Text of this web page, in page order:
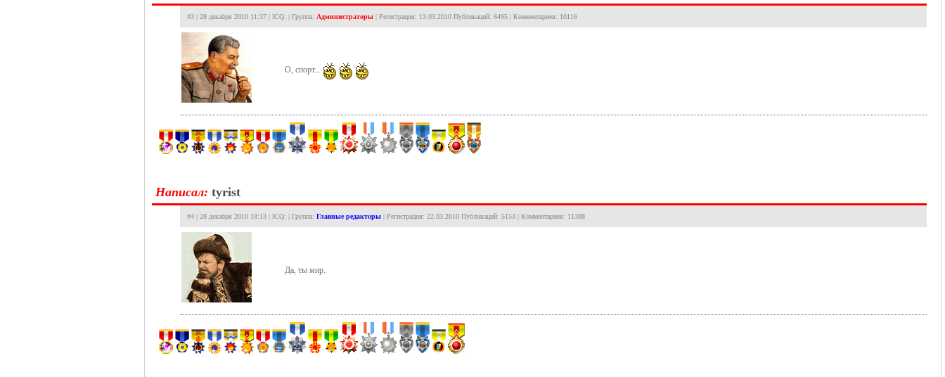
#3 | 28 декабря 2010 11:37 | ICQ: | Группа: Администраторы | Регистрация: 13.03.2010 Публикаций: 6495 | Комментариев: 10116
О, спорт...
Hаписал: tyrist
#4 | 28 декабря 2010 18:13 | ICQ: | Группа: Главные редакторы | Регистрация: 22.03.2010 Публикаций: 5153 | Комментариев: 11308
Да, ты мир.